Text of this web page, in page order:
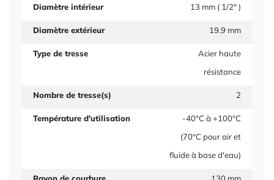
Diamètre intérieur 13 mm ( 1/2" )
Diamètre extérieur 19.9 mm
Type de tresse
Acier haute
résistance
Nombre de tresse(s) 2
Température d'utilisation
-40°C à +100°C
(70°C pour air et
fluide à base d'eau)